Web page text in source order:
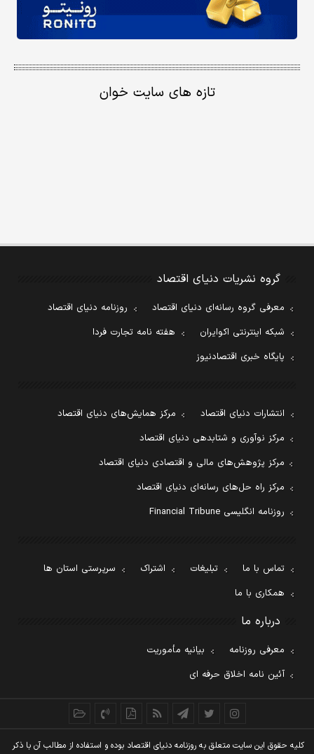
تازه های سایت خوان
گروه نشریات دنیای اقتصاد
معرفی گروه رسانه‌ای دنیای اقتصاد
روزنامه دنیای اقتصاد
شبکه اینترنتی اکوایران
هفته نامه تجارت فردا
پایگاه خبری اقتصادنیوز
انتشارات دنیای اقتصاد
مرکز همایش‌های دنیای اقتصاد
مرکز نوآوری و شتابدهی دنیای اقتصاد
مرکز پژوهش‌های مالی و اقتصادی دنیای اقتصاد
مرکز راه حل‌های رسانه‌ای دنیای اقتصاد
روزنامه انگلیسی Financial Tribune
تماس با ما تبلیغات اشتراک
سرپرستی استان ها
همکاری با ما
درباره ما
معرفی روزنامه
بیانیه مأموریت
آئین نامه اخلاق حرفه ای
کليه حقوق اين سايت متعلق به روزنامه دنيای اقتصاد بوده و استفاده از مطالب آن با ذکر